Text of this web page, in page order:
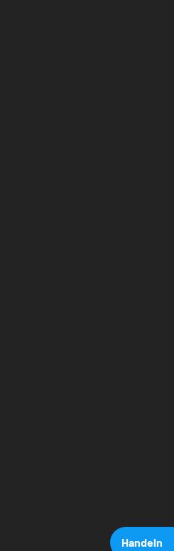
Handeln